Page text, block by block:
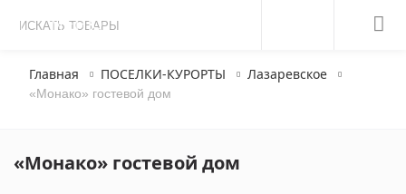
МЕНЮ
Главная ПОСЕЛКИ-КУРОРТЫ Лазаревское
«Монако» гостевой дом
«Монако» гостевой дом